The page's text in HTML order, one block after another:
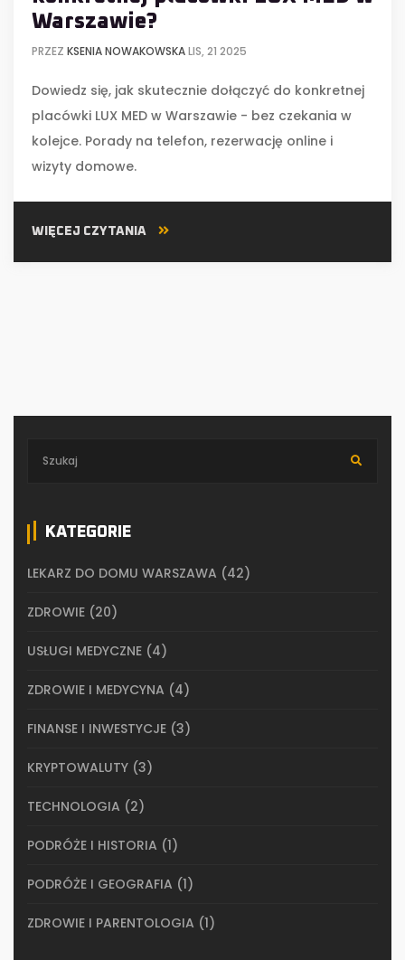
Warszawie?
PRZEZ KSENIA NOWAKOWSKALIS, 21 2025
Dowiedz się, jak skutecznie dołączyć do konkretnej
placówki LUX MED w Warszawie - bez czekania w
kolejce. Porady na telefon, rezerwację online i
wizyty domowe.
WIĘCEJ CZYTANIA
KATEGORIE
LEKARZ DO DOMU WARSZAWA (42)
ZDROWIE (20)
USŁUGI MEDYCZNE (4)
ZDROWIE I MEDYCYNA (4)
FINANSE I INWESTYCJE (3)
KRYPTOWALUTY (3)
TECHNOLOGIA (2)
PODRÓŻE I HISTORIA (1)
PODRÓŻE I GEOGRAFIA (1)
ZDROWIE I PARENTOLOGIA (1)